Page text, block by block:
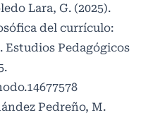
Lara, G. (2025).
del currículo:
Estudios Pedagógicos
Pedreño, M.